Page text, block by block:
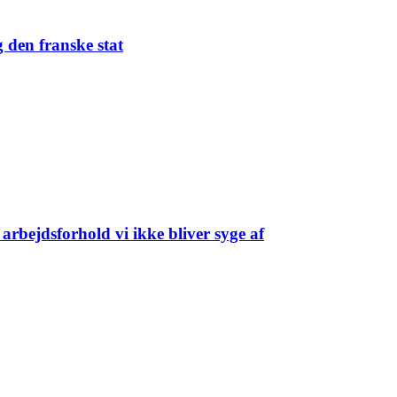
franske stat
vi ikke bliver syge af